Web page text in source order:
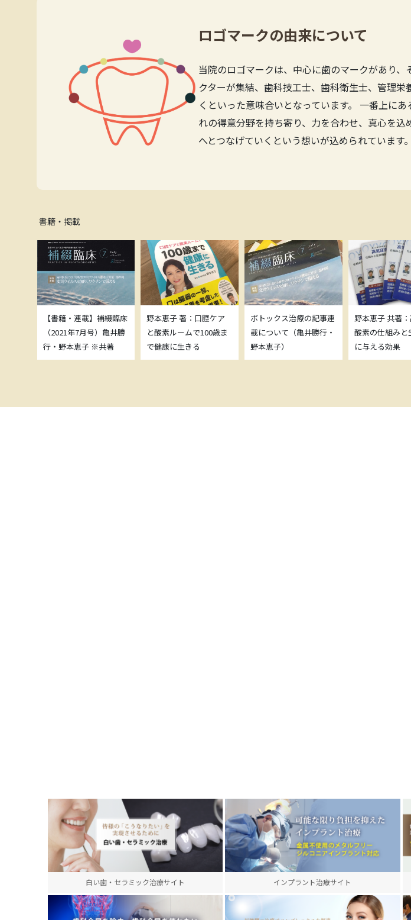
ロゴマークの由来について
当院のロゴマークは、中心に歯のマークがあり
クターが集結、歯科技工士、歯科衛生士、管理
くといった意味合いとなっています。 一番上に
れの得意分野を持ち寄り、力を合わせ、真心を
へとつなげていくという想いが込められています。
書籍・掲載
【書籍・連載】補綴臨床
（2021年7月号）亀井勝
行・野本恵子 ※共著
野本恵子 著：口腔ケア
と酸素ルームで100歳ま
で健康に生きる
ボトックス治療の記事連
載について（亀井勝行・
野本恵子）
野本恵子 共著
酸素の仕組みと
に与える効果
白い歯・セラミック治療サイト インプラント治療サイト